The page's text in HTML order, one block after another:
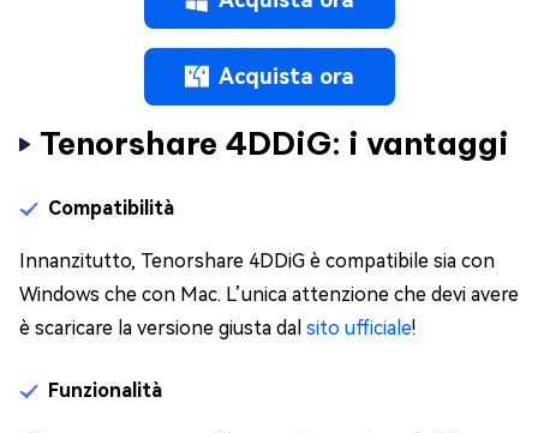
Acquista ora
Tenorshare 4DDiG: i vantaggi
Compatibilità
Innanzitutto, Tenorshare 4DDiG è compatibile sia con
Windows che con Mac. L’unica attenzione che devi avere
è scaricare la versione giusta dal sito ufficiale!
Funzionalità